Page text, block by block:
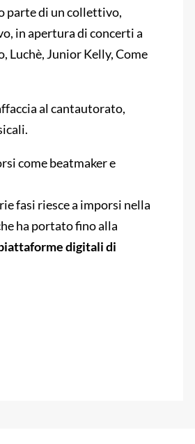
parte di un collettivo,
in apertura di concerti a
Luchè, Junior Kelly, Come
al cantautorato,
come beatmaker e
fasi riesce a imporsi nella
ha portato fino alla
digitali di